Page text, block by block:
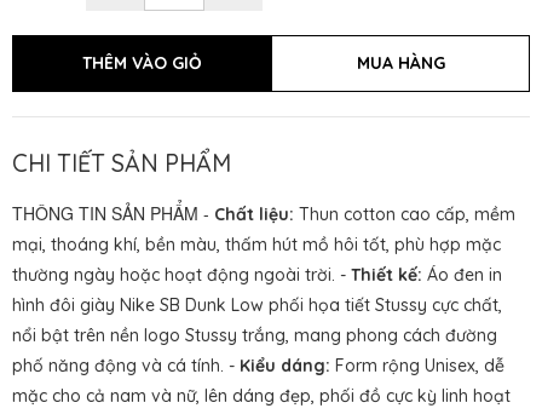
CHI TIẾT SẢN PHẨM
THÔNG TIN SẢN PHẨM - Chất liệu: Thun cotton cao cấp, mềm
mại, thoáng khí, bền màu, thấm hút mồ hôi tốt, phù hợp mặc
thường ngày hoặc hoạt động ngoài trời. - Thiết kế: Áo đen in
hình đôi giày Nike SB Dunk Low phối họa tiết Stussy cực chất,
nổi bật trên nền logo Stussy trắng, mang phong cách đường
phố năng động và cá tính. - Kiểu dáng: Form rộng Unisex, dễ
mặc cho cả nam và nữ, lên dáng đẹp, phối đồ cực kỳ linh hoạt